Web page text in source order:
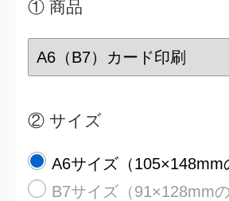
① 商品
② サイズ
A6サイズ（105×148mm
B7サイズ（91×128mmの